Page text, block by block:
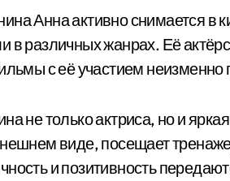
Анна активно снимается в
в различных жанрах. Её
с её участием
не только актриса, но и
виде, посещает
и позитивность